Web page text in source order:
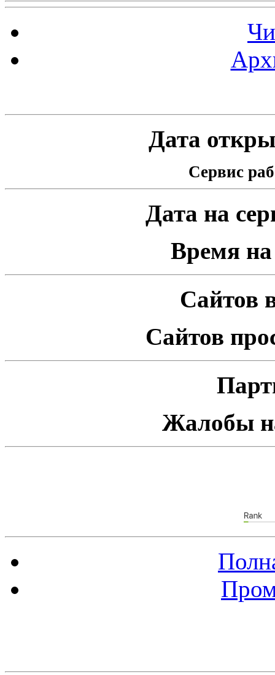
Дата
Сервис
Дата на
Время на
Сайтов
Сайтов
Жалобы